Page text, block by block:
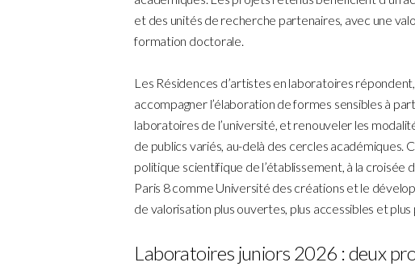
et des unités de recherche partenaires, avec une
formation doctorale.
Les Résidences d’artistes en laboratoires
accompagner l’élaboration de formes sensibles à
laboratoires de l’université, et renouveler les
de publics variés, au-delà des cercles académiques.
politique scientifique de l’établissement, à la croisée
Paris 8 comme Université des créations et le
de valorisation plus ouvertes, plus accessibles et
Laboratoires juniors 2026 : deux